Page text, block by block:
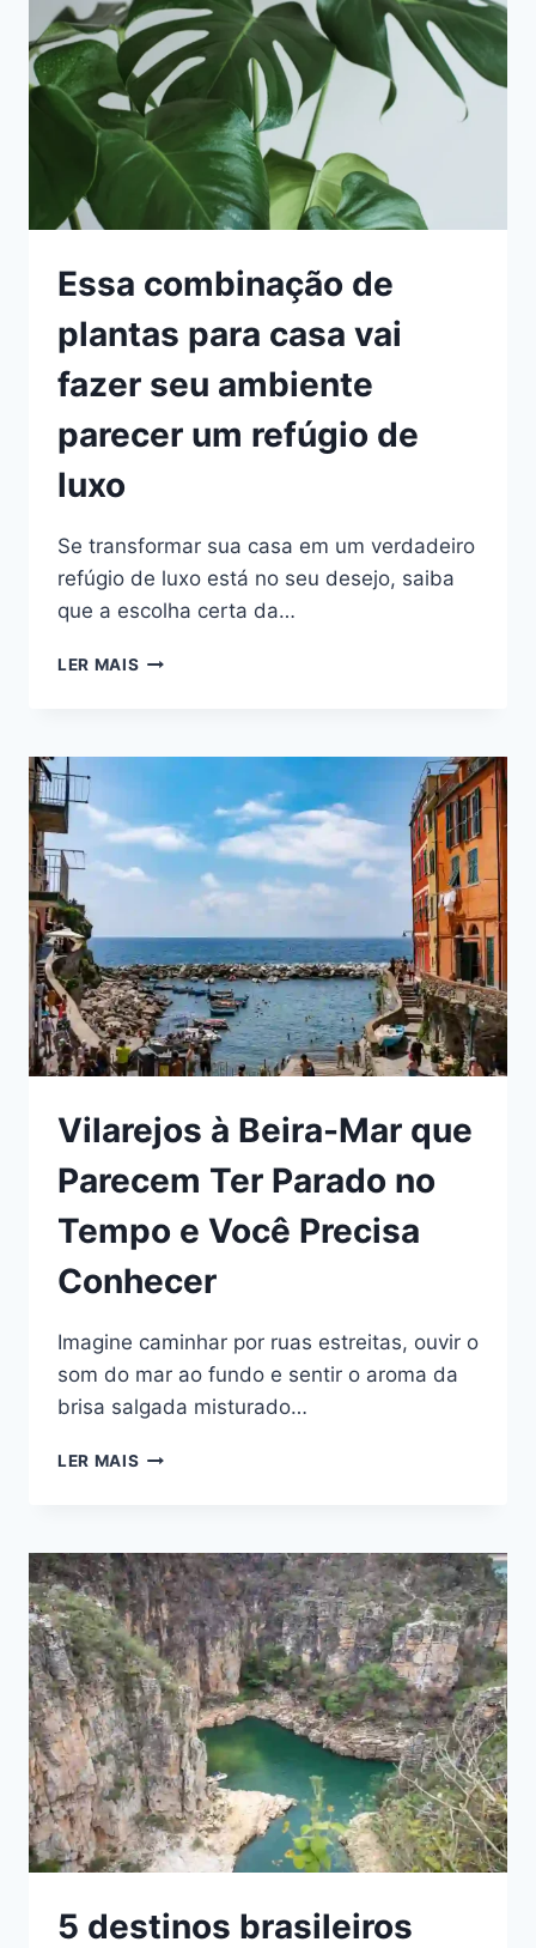
À
NOITE
Essa combinação de
plantas para casa vai
fazer seu ambiente
parecer um refúgio de
luxo
Se transformar sua casa em um verdadeiro
refúgio de luxo está no seu desejo, saiba
que a escolha certa da…
LER MAIS ESSA
PARA
FAZER
AMBIENTE
PARECER
UM
REFÚGIO
DE
LUXO
Vilarejos à Beira-Mar que
Parecem Ter Parado no
Tempo e Você Precisa
Conhecer
Imagine caminhar por ruas estreitas, ouvir o
som do mar ao fundo e sentir o aroma da
brisa salgada misturado…
LER MAIS VILAREJOS
QUE
PARECEM
TER
PARADO
NO
TEMPO
E
VOCÊ
PRECISA
CONHECER
5 destinos brasileiros